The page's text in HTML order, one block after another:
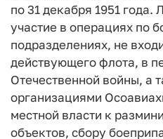
по 31 декабря 1951
участие в операциях по
подразделениях, не
действующего флота, в
Отечественной войны, а
организациями
местной власти к
объектов, сбору